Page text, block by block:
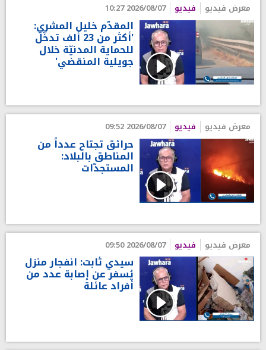
معرض فيديو فيديو 2026/08/07 10:27
المقدّم خليل المشري:
'أكثر من 23 ألف تدخّل
للحماية المدنيّة خلال
جويلية المنقضي'
معرض فيديو فيديو 2026/08/07 09:52
حرائق تجتاح عدداً من
المناطق بالبلاد:
المستجدّات
معرض فيديو فيديو 2026/08/07 09:50
سيدي ثابت: انفجار منزل
يُسفر عن إصابة عدد من
أفراد عائلة